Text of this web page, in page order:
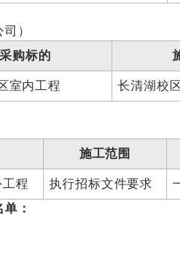
）
采购标的
室内工程 长清湖校
施工范围
程 执行招标文件要求
：